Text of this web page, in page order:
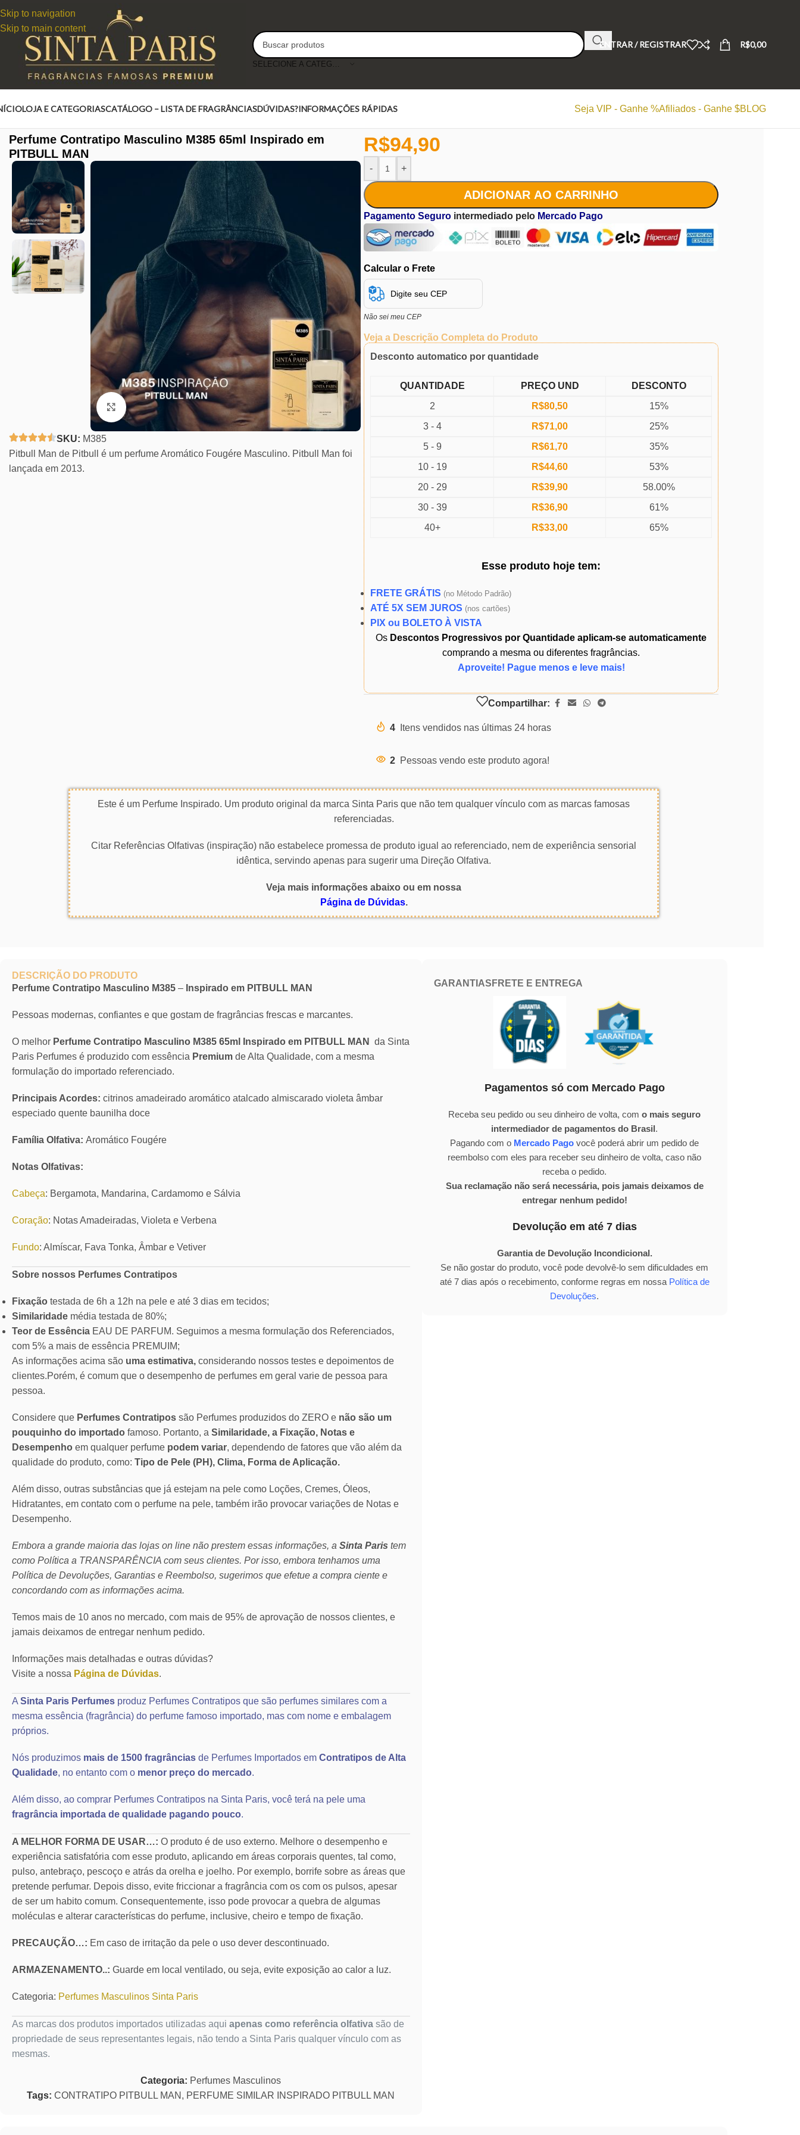
Skip to navigation
Skip to main content
SELECIONE A CATEGORIA
ENTRAR / REGISTRAR R$0,00
LOJA E CATEGORIASCATÁLOGO – LISTA DE FRAGRÂNCIASDÚVIDAS?INFORMAÇÕES RÁPIDAS Seja VIP - Ganhe %Afiliados - Ganhe $BLOG
Perfume Contratipo Masculino M385 65ml Inspirado em
PITBULL MAN
Clique para ampliar
SKU: M385
Pitbull Man de Pitbull é um perfume Aromático Fougére Masculino. Pitbull Man foi
lançada em 2013.
R$94,90
- +
ADICIONAR AO CARRINHO
Pagamento Seguro intermediado pelo Mercado Pago
Calcular o Frete
Não sei meu CEP
Veja a Descrição Completa do Produto
Desconto automatico por quantidade
QUANTIDADE PREÇO UND
DESCONTO
2
R$80,50
15%
3 - 4
R$71,00
25%
5 - 9
R$61,70
35%
10 - 19
R$44,60
53%
20 - 29
R$39,90
58.00%
30 - 39
R$36,90
61%
40+
R$33,00 65%
Esse produto hoje tem:
FRETE GRÁTIS (no Método Padrão)
ATÉ 5X SEM JUROS (nos cartões)
PIX ou BOLETO À VISTA
Os Descontos Progressivos por Quantidade aplicam-se automaticamente
comprando a mesma ou diferentes fragrâncias.
Aproveite! Pague menos e leve mais!
Compartilhar:
4 Itens vendidos nas últimas 24 horas
2 Pessoas vendo este produto agora!
Este é um Perfume Inspirado. Um produto original da marca Sinta Paris que não tem qualquer vínculo com as marcas famosas
referenciadas.
Citar Referências Olfativas (inspiração) não estabelece promessa de produto igual ao referenciado, nem de experiência sensorial
idêntica, servindo apenas para sugerir uma Direção Olfativa.
Veja mais informações abaixo ou em nossa
Página de Dúvidas.
DESCRIÇÃO DO PRODUTO
Perfume Contratipo Masculino M385 – Inspirado em PITBULL MAN
Pessoas modernas, confiantes e que gostam de fragrâncias frescas e marcantes.
O melhor Perfume Contratipo Masculino M385 65ml Inspirado em PITBULL MAN
da Sinta
Paris Perfumes é produzido com essência Premium de Alta Qualidade, com a mesma
formulação do importado referenciado.
Principais Acordes: citrinos amadeirado aromático atalcado almiscarado violeta âmbar
especiado quente baunilha doce
Família Olfativa: Aromático Fougére
Notas Olfativas:
Cabeça: Bergamota, Mandarina, Cardamomo e Sálvia
Coração: Notas Amadeiradas, Violeta e Verbena
Fundo: Almíscar, Fava Tonka, Âmbar e Vetiver
Sobre nossos Perfumes Contratipos
Fixação testada de 6h a 12h na pele e até 3 dias em tecidos;
Similaridade média testada de 80%;
Teor de Essência EAU DE PARFUM. Seguimos a mesma formulação dos Referenciados,
com 5% a mais de essência PREMUIM;
As informações acima são uma estimativa, considerando nossos testes e depoimentos de
clientes.Porém, é comum que o desempenho de perfumes em geral varie de pessoa para
pessoa.
Considere que Perfumes Contratipos são Perfumes produzidos do ZERO e não são um
pouquinho do importado famoso. Portanto, a Similaridade, a Fixação, Notas e
Desempenho em qualquer perfume podem variar, dependendo de fatores que vão além da
qualidade do produto, como: Tipo de Pele (PH), Clima, Forma de Aplicação.
Além disso, outras substâncias que já estejam na pele como Loções, Cremes, Óleos,
Hidratantes, em contato com o perfume na pele, também irão provocar variações de Notas e
Desempenho.
Embora a grande maioria das lojas on line não prestem essas informações, a Sinta Paris tem
como Política a TRANSPARÊNCIA com seus clientes. Por isso, embora tenhamos uma
Política de Devoluções, Garantias e Reembolso, sugerimos que efetue a compra ciente e
concordando com as informações acima.
Temos mais de 10 anos no mercado, com mais de 95% de aprovação de nossos clientes, e
jamais deixamos de entregar nenhum pedido.
Informações mais detalhadas e outras dúvidas?
Visite a nossa Página de Dúvidas.
A Sinta Paris Perfumes produz Perfumes Contratipos que são perfumes similares com a
mesma essência (fragrância) do perfume famoso importado, mas com nome e embalagem
próprios.
Nós produzimos mais de 1500 fragrâncias de Perfumes Importados em Contratipos de Alta
Qualidade, no entanto com o menor preço do mercado.
Além disso, ao comprar Perfumes Contratipos na Sinta Paris, você terá na pele uma
fragrância importada de qualidade pagando pouco.
A MELHOR FORMA DE USAR…: O produto é de uso externo. Melhore o desempenho e
experiência satisfatória com esse produto, aplicando em áreas corporais quentes, tal como,
pulso, antebraço, pescoço e atrás da orelha e joelho. Por exemplo, borrife sobre as áreas que
pretende perfumar. Depois disso, evite friccionar a fragrância com os com os pulsos, apesar
de ser um habito comum. Consequentemente, isso pode provocar a quebra de algumas
moléculas e alterar características do perfume, inclusive, cheiro e tempo de fixação.
PRECAUÇÃO…: Em caso de irritação da pele o uso dever descontinuado.
ARMAZENAMENTO..: Guarde em local ventilado, ou seja, evite exposição ao calor a luz.
Categoria: Perfumes Masculinos Sinta Paris
As marcas dos produtos importados utilizadas aqui apenas como referência olfativa são de
propriedade de seus representantes legais, não tendo a Sinta Paris qualquer vínculo com as
mesmas.
Categoria: Perfumes Masculinos
Tags: CONTRATIPO PITBULL MAN , PERFUME SIMILAR INSPIRADO PITBULL MAN
GARANTIAS FRETE E ENTREGA
Pagamentos só com Mercado Pago
Receba seu pedido ou seu dinheiro de volta, como mais seguro
intermediador de pagamentos do Brasil.
Pagando com o Mercado Pago você poderá abrir um pedido de
reembolso com eles para receber seu dinheiro de volta, caso não
receba o pedido.
Sua reclamação não será necessária, pois jamais deixamos de
entregar nenhum pedido!
Devolução em até 7 dias
Garantia de Devolução Incondicional.
Se não gostar do produto, você pode devolvê-lo sem dificuldades em
até 7 dias após o recebimento, conforme regras em nossa Política de
Devoluções.